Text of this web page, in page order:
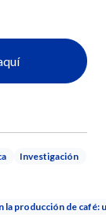
Investigación
producción de café: